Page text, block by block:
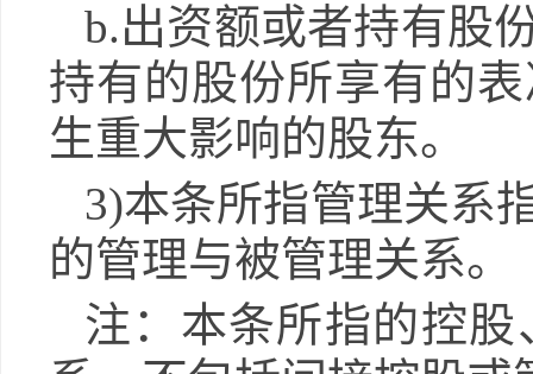
b.出资额或者持有股
持有的股份所享有的
生重大影响的股东。
3)本条所指管理关系
的管理与被管理关系。
注：本条所指的控